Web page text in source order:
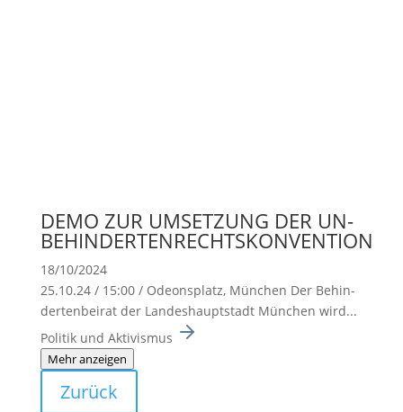
DEMO ZUR UMSETZUNG DER UN-
BEHINDERTENRECHTSKONVENTION
18/10/2024
25.10.24 / 15:00 / Odeons­platz, München Der Behin­
der­ten­beirat der Landes­haupt­stadt München wird...
Politik und Aktivismus
Mehr anzeigen
Zurück